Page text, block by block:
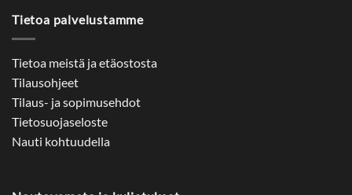
Tietoa palvelustamme
Tietoa meistä ja etäostosta
Tilausohjeet
Tilaus- ja sopimusehdot
Tietosuojaseloste
Nauti kohtuudella